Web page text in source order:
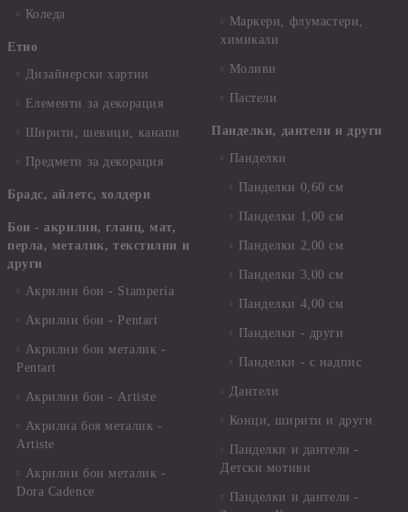
Коледа
Етно
Дизайнерски хартии
Елементи за декорация
Ширити, шевици, канапи
Предмети за декорация
Брадс, айлетс, холдери
Бои - акрилни, гланц, мат,
перла, металик, текстилни и
други
Акрилни бои - Stamperia
Акрилни бои - Pentart
Акрилни бои металик -
Pentart
Акрилни бои - Artiste
Акрилна боя металик -
Artiste
Акрилни бои металик -
Dora Cadence
Маркери, флумастери,
химикали
Моливи
Пастели
Панделки, дантели и други
Панделки
Панделки 0,60 см
Панделки 1,00 см
Панделки 2,00 см
Панделки 3,00 см
Панделки 4,00 см
Панделки - други
Панделки - с надпис
Дантели
Конци, ширити и други
Панделки и дантели -
Детски мотиви
Панделки и дантели -